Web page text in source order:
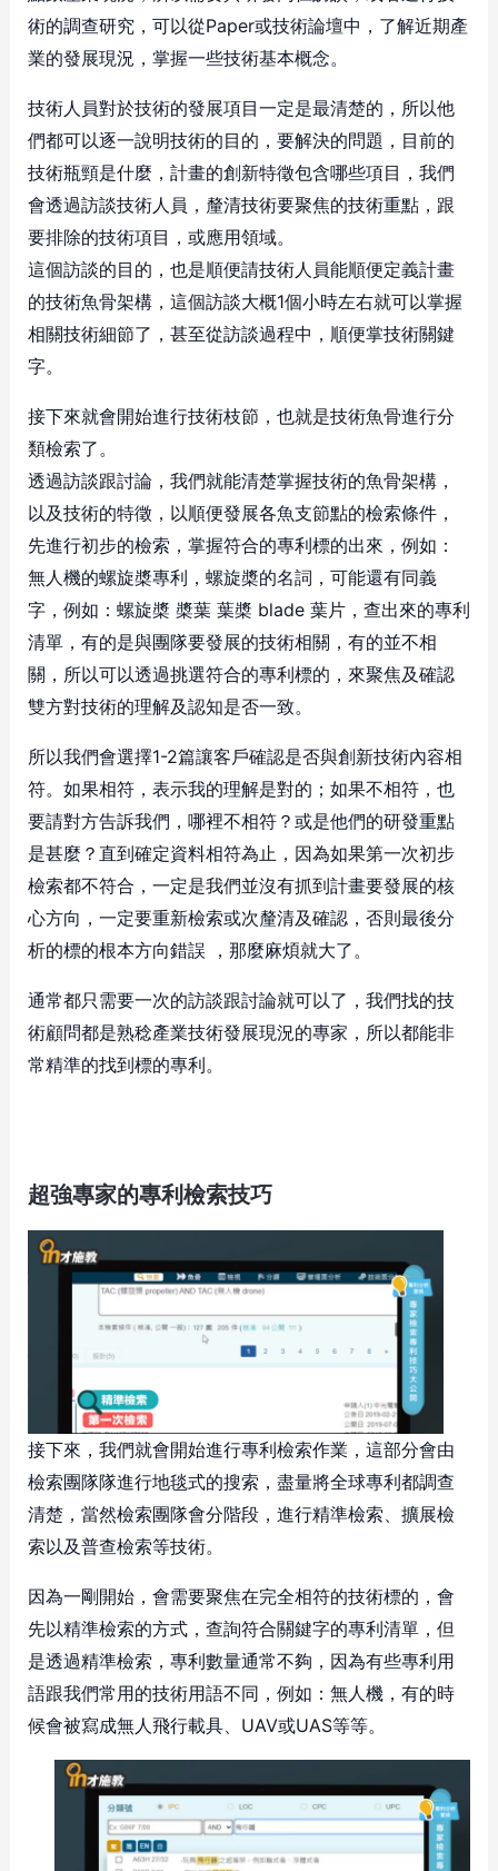
術的調查研究，可以從Paper或技術論壇中，了解近期產
業的發展現況，掌握一些技術基本概念。
技術人員對於技術的發展項目一定是最清楚的，所以他
們都可以逐一說明技術的目的，要解決的問題，目前的
技術瓶頸是什麼，計畫的創新特徵包含哪些項目，我們
會透過訪談技術人員，釐清技術要聚焦的技術重點，跟
要排除的技術項目，或應用領域。
這個訪談的目的，也是順便請技術人員能順便定義計畫
的技術魚骨架構，這個訪談大概1個小時左右就可以掌握
相關技術細節了，甚至從訪談過程中，順便掌技術關鍵
字。
接下來就會開始進行技術枝節，也就是技術魚骨進行分
類檢索了。
透過訪談跟討論，我們就能清楚掌握技術的魚骨架構，
以及技術的特徵，以順便發展各魚支節點的檢索條件，
先進行初步的檢索，掌握符合的專利標的出來，例如：
無人機的螺旋槳專利，螺旋槳的名詞，可能還有同義
字，例如：螺旋槳 槳葉 葉槳 blade 葉片，查出來的專利
清單，有的是與團隊要發展的技術相關，有的並不相
關，所以可以透過挑選符合的專利標的，來聚焦及確認
雙方對技術的理解及認知是否一致。
所以我們會選擇1-2篇讓客戶確認是否與創新技術內容相
符。如果相符，表示我的理解是對的；如果不相符，也
要請對方告訴我們，哪裡不相符？或是他們的研發重點
是甚麼？直到確定資料相符為止，因為如果第一次初步
檢索都不符合，一定是我們並沒有抓到計畫要發展的核
心方向，一定要重新檢索或次釐清及確認，否則最後分
析的標的根本方向錯誤 ，那麼麻煩就大了。
通常都只需要一次的訪談跟討論就可以了，我們找的技
術顧問都是熟稔產業技術發展現況的專家，所以都能非
常精準的找到標的專利。
超強專家的專利檢索技巧
接下來，我們就會開始進行專利檢索作業，這部分會由
檢索團隊隊進行地毯式的搜索，盡量將全球專利都調查
清楚，當然檢索團隊會分階段，進行精準檢索、擴展檢
索以及普查檢索等技術。
因為一剛開始，會需要聚焦在完全相符的技術標的，會
先以精準檢索的方式，查詢符合關鍵字的專利清單，但
是透過精準檢索，專利數量通常不夠，因為有些專利用
語跟我們常用的技術用語不同，例如：無人機，有的時
候會被寫成無人飛行載具、UAV或UAS等等。